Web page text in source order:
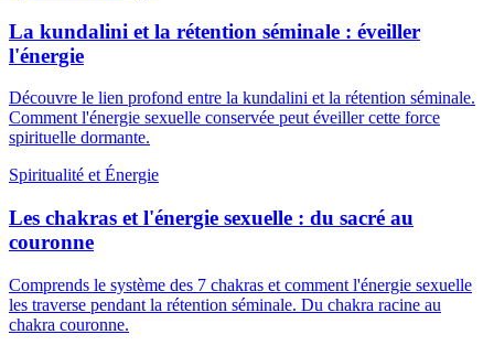
La kundalini et la rétention séminale : éveiller
l'énergie
Découvre le lien profond entre la kundalini et la rétention séminale.
Comment l'énergie sexuelle conservée peut éveiller cette force
spirituelle dormante.
Spiritualité et Énergie
Les chakras et l'énergie sexuelle : du sacré au
couronne
Comprends le système des 7 chakras et comment l'énergie sexuelle
les traverse pendant la rétention séminale. Du chakra racine au
chakra couronne.